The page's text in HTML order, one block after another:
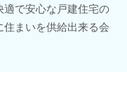
適で安心な戸建住宅の
まいを供給出来る会